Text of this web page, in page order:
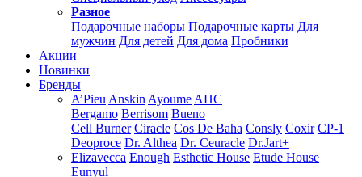
Разное
Подарочные наборы Подарочные карты Для
мужчин Для детей Для дома Пробники
Акции
Новинки
Бренды
A’Pieu Anskin Ayoume AHC
Bergamo Berrisom Bueno
Cell Burner Ciracle Cos De Baha Consly Coxir CP-1
Deoproce Dr. Althea Dr. Ceuracle Dr.Jart+
Elizavecca Enough Esthetic House Etude House
Eunyul